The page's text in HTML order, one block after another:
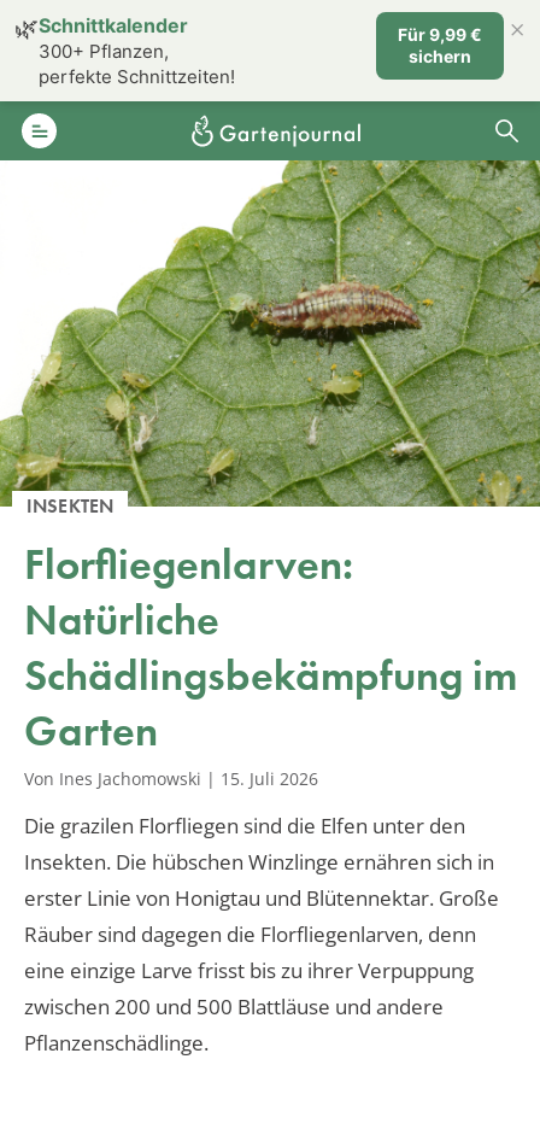
INSEKTEN
Florfliegenlarven:
Natürliche
Schädlingsbekämpfung im
Garten
Von Ines Jachomowski | 15. Juli 2026
Die grazilen Florfliegen sind die Elfen unter den
Insekten. Die hübschen Winzlinge ernähren sich in
erster Linie von Honigtau und Blütennektar. Große
Räuber sind dagegen die Florfliegenlarven, denn
eine einzige Larve frisst bis zu ihrer Verpuppung
zwischen 200 und 500 Blattläuse und andere
Pflanzenschädlinge.
🌿Schnittkalender
300+ Pflanzen,
perfekte Schnittzeiten!
Für 9,99 €
sichern
×